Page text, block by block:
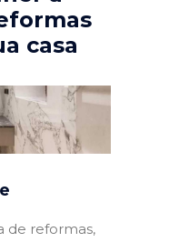
casa
de reformas,